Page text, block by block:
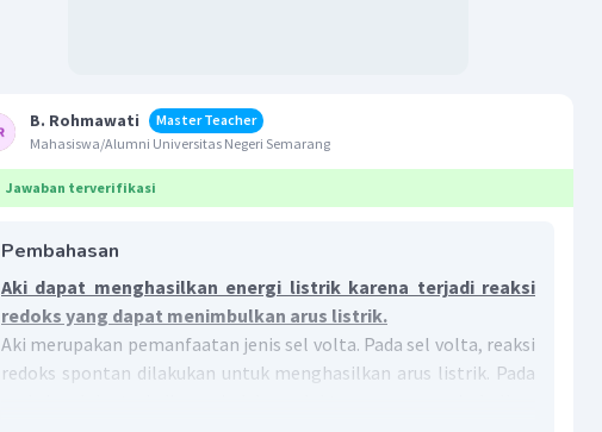
B. Rohmawati
Master Teacher
Mahasiswa/Alumni Universitas Negeri Semarang
Jawaban terverifikasi
Pembahasan
Aki dapat menghasilkan energi listrik karena terjadi reaksi
redoks yang dapat menimbulkan arus listrik.
Aki merupakan pemanfaatan jenis sel volta. Pada sel volta, reaksi
redoks spontan dilakukan untuk menghasilkan arus listrik. Pada